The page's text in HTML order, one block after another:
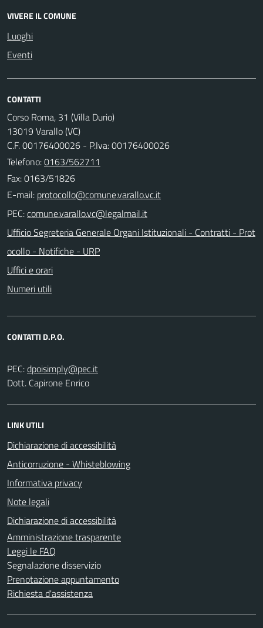
VIVERE IL COMUNE
Luoghi
Eventi
CONTATTI
Corso Roma, 31 (Villa Durio)
13019 Varallo (VC)
C.F. 00176400026 - P.Iva: 00176400026
Telefono:0163/562711
Fax: 0163/51826
E-mail:
PEC:
Ufficio Segreteria Generale Organi Istituzionali - Contratti - Prot
ocollo - Notifiche - URP
Uffici e orari
Numeri utili
CONTATTI D.P.O.
PEC:
Dott. Capirone Enrico
LINK UTILI
Dichiarazione di accessibilità
Anticorruzione - Whisteblowing
Informativa privacy
Note legali
Dichiarazione di accessibilità
Amministrazione trasparente
Leggi le FAQ
Segnalazione disservizio
Prenotazione appuntamento
Richiesta d'assistenza